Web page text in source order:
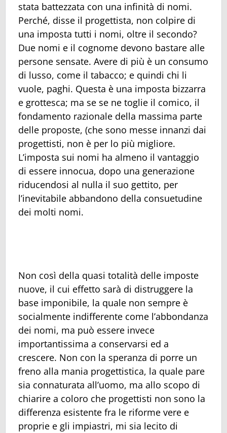
stata battezzata con una infinità di nomi.
Perché, disse il progettista, non colpire di
una imposta tutti i nomi, oltre il secondo?
Due nomi e il cognome devono bastare alle
persone sensate. Avere di più è un consumo
di lusso, come il tabacco; e quindi chi li
vuole, paghi. Questa è una imposta bizzarra
e grottesca; ma se se ne toglie il comico, il
fondamento razionale della massima parte
delle proposte, (che sono messe innanzi dai
progettisti, non è per lo più migliore.
L’imposta sui nomi ha almeno il vantaggio
di essere innocua, dopo una generazione
riducendosi al nulla il suo gettito, per
l’inevitabile abbandono della consuetudine
dei molti nomi.
Non così della quasi totalità delle imposte
nuove, il cui effetto sarà di distruggere la
base imponibile, la quale non sempre è
socialmente indifferente come l’abbondanza
dei nomi, ma può essere invece
importantissima a conservarsi ed a
crescere. Non con la speranza di porre un
freno alla mania progettistica, la quale pare
sia connaturata all’uomo, ma allo scopo di
chiarire a coloro che progettisti non sono la
differenza esistente fra le riforme vere e
proprie e gli impiastri, mi sia lecito di